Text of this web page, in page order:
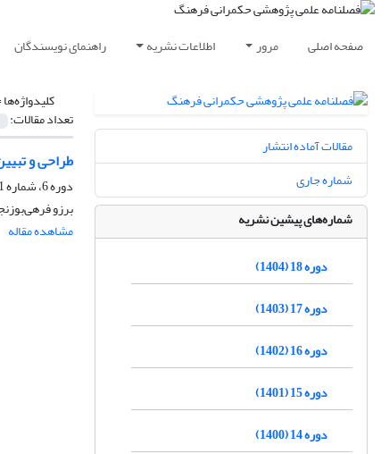
صفحه اصلی مرور اطلاعات نشریه راهنمای نویسندگان
تعداد مقالات:
طراحی و
دوره 6، شماره 21، بهار 1392، صفحه
برزو
مشاهده مقاله
مقالات آماده انتشار
شماره جاری
شماره‌های پیشین نشریه
دوره 18 (1404)
دوره 17 (1403)
دوره 16 (1402)
دوره 15 (1401)
دوره 14 (1400)